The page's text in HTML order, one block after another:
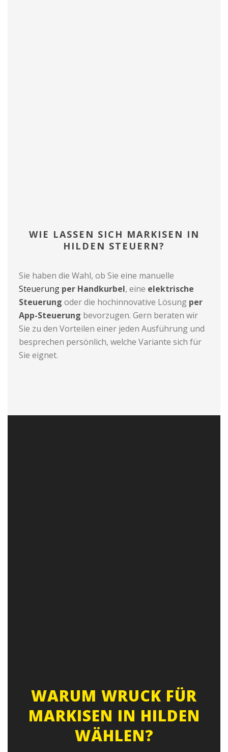
WIE LASSEN SICH MARKISEN IN
HILDEN STEUERN?
Sie haben die Wahl, ob Sie eine manuelle
Steuerung per Handkurbel, eine elektrische
Steuerung oder die hochinnovative Lösung per
App-Steuerung bevorzugen. Gern beraten wir
Sie zu den Vorteilen einer jeden Ausführung und
besprechen persönlich, welche Variante sich für
Sie eignet.
WARUM WRUCK FÜR
MARKISEN IN HILDEN
WÄHLEN?